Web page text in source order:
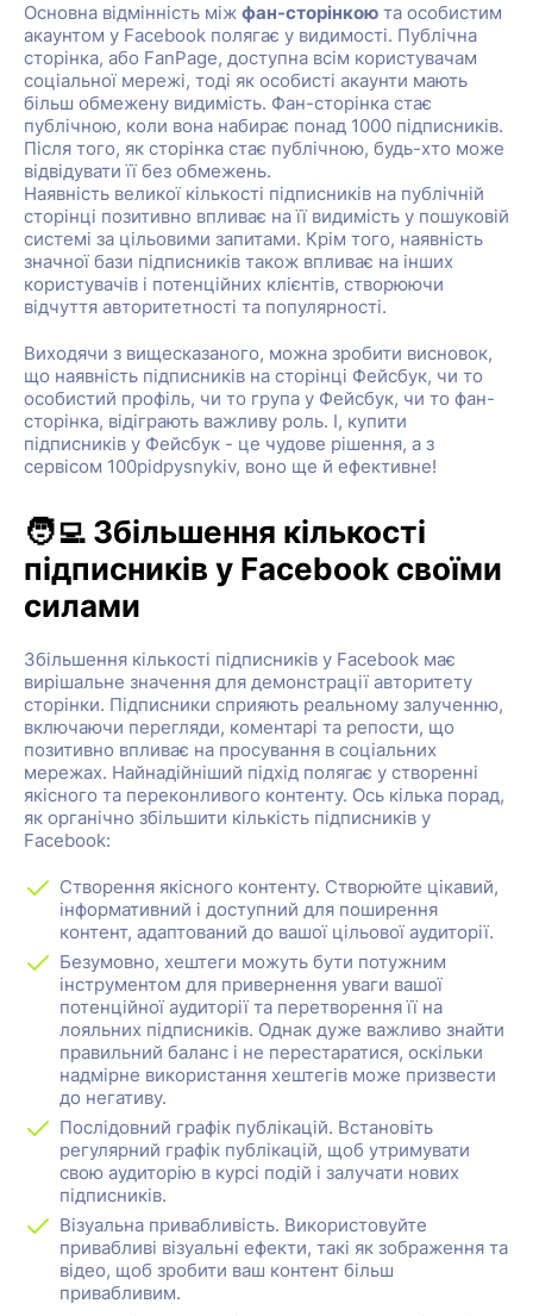
Основна відмінність між фан-сторінкою та особистим
акаунтом у Facebook полягає у видимості. Публічна
сторінка, або FanPage, доступна всім користувачам
соціальної мережі, тоді як особисті акаунти мають
більш обмежену видимість. Фан-сторінка стає
публічною, коли вона набирає понад 1000 підписників.
Після того, як сторінка стає публічною, будь-хто може
відвідувати її без обмежень.
Наявність великої кількості підписників на публічній
сторінці позитивно впливає на її видимість у пошуковій
системі за цільовими запитами. Крім того, наявність
значної бази підписників також впливає на інших
користувачів і потенційних клієнтів, створюючи
відчуття авторитетності та популярності.
Виходячи з вищесказаного, можна зробити висновок,
що наявність підписників на сторінці Фейсбук, чи то
особистий профіль, чи то група у Фейсбук, чи то фан-
сторінка, відіграють важливу роль. І, купити
підписників у Фейсбук - це чудове рішення, а з
сервісом 100pidpysnykiv, воно ще й ефективне!
🧑‍💻 Збільшення кількості
підписників у Facebook своїми
силами
Збільшення кількості підписників у Facebook має
вирішальне значення для демонстрації авторитету
сторінки. Підписники сприяють реальному залученню,
включаючи перегляди, коментарі та репости, що
позитивно впливає на просування в соціальних
мережах. Найнадійніший підхід полягає у створенні
якісного та переконливого контенту. Ось кілька порад,
як органічно збільшити кількість підписників у
Facebook:
Створення якісного контенту. Створюйте цікавий,
інформативний і доступний для поширення
контент, адаптований до вашої цільової аудиторії.
Безумовно, хештеги можуть бути потужним
інструментом для привернення уваги вашої
потенційної аудиторії та перетворення її на
лояльних підписників. Однак дуже важливо знайти
правильний баланс і не перестаратися, оскільки
надмірне використання хештегів може призвести
до негативу.
Послідовний графік публікацій. Встановіть
регулярний графік публікацій, щоб утримувати
свою аудиторію в курсі подій і залучати нових
підписників.
Візуальна привабливість. Використовуйте
привабливі візуальні ефекти, такі як зображення та
відео, щоб зробити ваш контент більш
привабливим.